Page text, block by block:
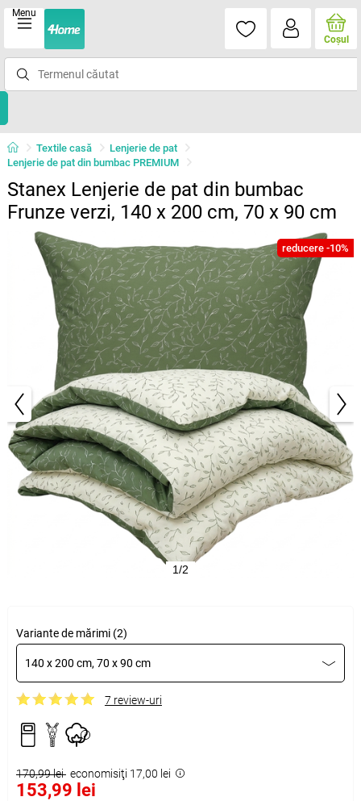
Menu
Coşul
Textile casă
Lenjerie de pat
Lenjerie de pat din bumbac PREMIUM
Stanex Lenjerie de pat din bumbac
Frunze verzi, 140 x 200 cm, 70 x 90 cm
reducere -10%
1/2
Variante de mărimi (2)
140 x 200 cm, 70 x 90 cm
7 review-uri
170,99 lei economisiţi 17,00 lei
153,99 lei